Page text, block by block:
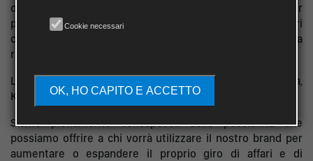
organizzato in collaborazione con le ambasciate per
portare aziende italiane ad esplorare opportunità di affari
con aziende di altre nazioni introdotte e garantite dalla
rispettiva ambasciata in Italia.
Le ultime missioni sono state effettuate in Mongolia,
Kazakhstan, Turchia, Indonesia.
Siamo pienamente consapevoli delle possibilità che
possiamo offrire a chi vorrà utilizzare il nostro brand per
aumentare o espandere il proprio giro di affari e di
Cookie necessari
OK, HO CAPITO E ACCETTO